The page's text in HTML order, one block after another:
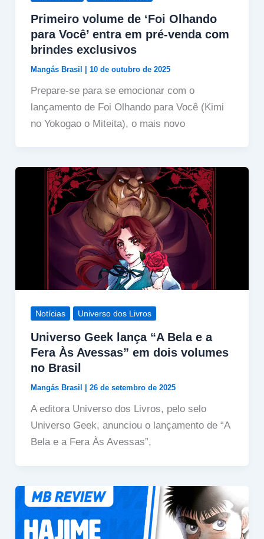
Primeiro volume de ‘Foi Olhando
para Você’ entra em pré-venda com
brindes exclusivos
Mangás Brasil | 10 de outubro de 2025
Prepare-se para se emocionar com o
lançamento de Foi Olhando para Você (Kimi
no Yokogao o Miteita), o mais novo
Notícias Universo dos Livros
Universo Geek lança “A Bela e a
Fera Às Avessas” em dois volumes
no Brasil
Mangás Brasil 26 de setembro de 2025
A editora Universo dos Livros, pelo selo
Universo Geek, anunciou o lançamento de “A
Bela e a Fera Às Avessas”,